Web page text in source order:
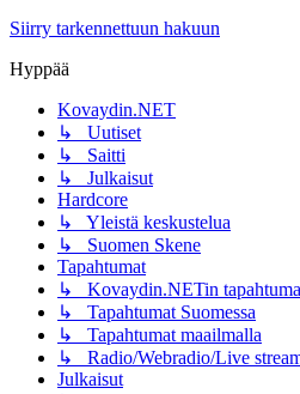
Siirry tarkennettuun hakuun
Hyppää
Kovaydin.NET
↳ Uutiset
↳ Saitti
↳ Julkaisut
Hardcore
↳ Yleistä keskustelua
↳ Suomen Skene
Tapahtumat
↳ Kovaydin.NETin
↳ Tapahtumat Suomessa
↳ Tapahtumat maailmalla
↳ Radio/Webradio/Live
Julkaisut